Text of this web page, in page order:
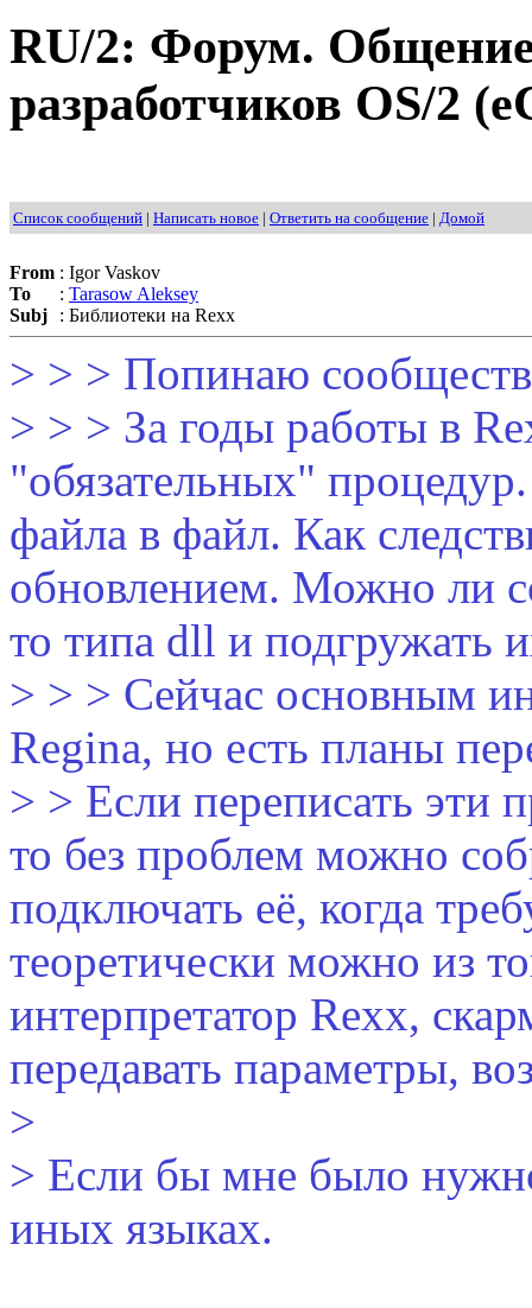
RU/2: Форум. Общение
разработчиков OS/2
Список сообщений | Написать новое | Ответить на сообщение | Домой
From : Igor Vaskov
To
: Tarasow Aleksey
Subj
: Библиотеки на Rexx
> > > Попинаю
> > > За годы работы в
"обязательных"
файла в файл. Как
обновлением. Можно ли
то типа dll и подгружать
> > > Сейчас основным
Regina, но есть планы
> > Если переписать эти
то без проблем можно
подключать её, когда
теоретически можно из
интерпретатор Rexx,
передавать параметры,
>
> Если бы мне было
иных языках.